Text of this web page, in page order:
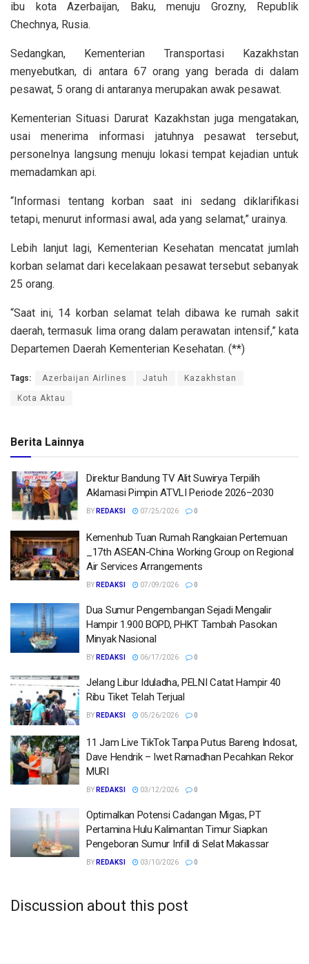
ibu kota Azerbaijan, Baku, menuju Grozny, Republik
Chechnya, Rusia.
Sedangkan, Kementerian Transportasi Kazakhstan
menyebutkan, di antara 67 orang yang berada di dalam
pesawat, 5 orang di antaranya merupakan awak pesawat.
Kementerian Situasi Darurat Kazakhstan juga mengatakan,
usai menerima informasi jatuhnya pesawat tersebut,
personelnya langsung menuju lokasi tempat kejadian untuk
memadamkan api.
“Informasi tentang korban saat ini sedang diklarifikasi
tetapi, menurut informasi awal, ada yang selamat,” urainya.
Lebih lanjut lagi, Kementerian Kesehatan mencatat jumlah
korban selamat dari kecelakaan pesawat tersebut sebanyak
25 orang.
“Saat ini, 14 korban selamat telah dibawa ke rumah sakit
daerah, termasuk lima orang dalam perawatan intensif,” kata
Departemen Daerah Kementerian Kesehatan. (**)
Tags: Azerbaijan Airlines Jatuh Kazakhstan
Kota Aktau
Berita Lainnya
Direktur Bandung TV Alit Suwirya Terpilih
Aklamasi Pimpin ATVLI Periode 2026–2030
BY REDAKSI 07/25/2026 0
Kemenhub Tuan Rumah Rangkaian Pertemuan
_17th ASEAN-China Working Group on Regional
Air Services Arrangements
BY REDAKSI 07/09/2026 0
Dua Sumur Pengembangan Sejadi Mengalir
Hampir 1.900 BOPD, PHKT Tambah Pasokan
Minyak Nasional
BY REDAKSI 06/17/2026 0
Jelang Libur Iduladha, PELNI Catat Hampir 40
Ribu Tiket Telah Terjual
BY REDAKSI 05/26/2026 0
11 Jam Live TikTok Tanpa Putus Bareng Indosat,
Dave Hendrik – Iwet Ramadhan Pecahkan Rekor
MURI
BY REDAKSI 03/12/2026 0
Optimalkan Potensi Cadangan Migas, PT
Pertamina Hulu Kalimantan Timur Siapkan
Pengeboran Sumur Infill di Selat Makassar
BY REDAKSI 03/10/2026 0
Discussion about this post